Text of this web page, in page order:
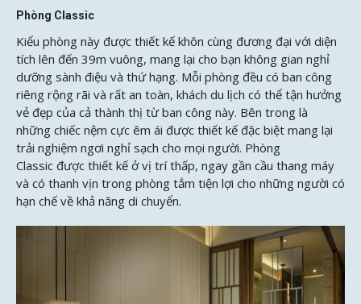
Phòng Classic
Kiểu phòng này được thiết kế khôn cùng đương đại với diện
tích lên đến 39m vuông, mang lại cho bạn không gian nghỉ
dưỡng sành điệu và thứ hạng. Mỗi phòng đều có ban công
riêng rộng rãi và rất an toàn, khách du lịch có thể tận hưởng
vẻ đẹp của cả thành thị từ ban công này. Bên trong là
những chiếc nệm cực êm ái được thiết kế đặc biệt mang lại
trải nghiệm ngơi nghỉ sạch cho mọi người. Phòng
Classic được thiết kế ở vị trí thấp, ngay gần cầu thang máy
và có thanh vịn trong phòng tắm tiện lợi cho những người có
hạn chế về khả năng di chuyển.